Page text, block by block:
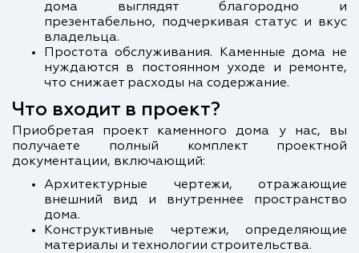
дома выглядят благородно и
презентабельно, подчеркивая статус и вкус
владельца.
Простота обслуживания. Каменные дома не
нуждаются в постоянном уходе и ремонте,
что снижает расходы на содержание.
Что входит в проект?
Приобретая проект каменного дома у нас, вы
получаете полный комплект проектной
документации, включающий:
Архитектурные чертежи, отражающие
внешний вид и внутреннее пространство
дома.
Конструктивные чертежи, определяющие
материалы и технологии строительства.